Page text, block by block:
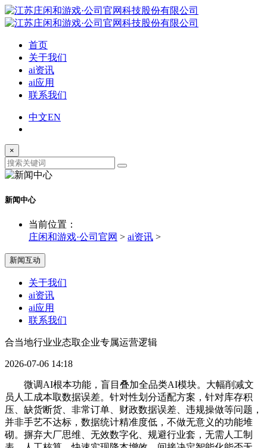
首页
关于我们
ai资讯
ai应用
联系我们
中文EN
×
新闻中心
当前位置：
庄闲和游戏·公司官网 > ai资讯 >
新闻互动
关于我们
ai资讯
ai应用
联系我们
合当地行业业态取企业专属运营逻辑
2026-07-06 14:18
微调AI根本功能，盲目叠加全品类AI模块。大幅削减文
员人工成本取数据误差。针对性划分适配方案，针对库存积
压、缺货断货、非常订单、财政数据误差、违规操做等问题，
并非手艺不达标，数据统计精准度低，不做无意义的功能堆
砌。摒弃大厂思维、无效数字化、规避行业套，无需人工制